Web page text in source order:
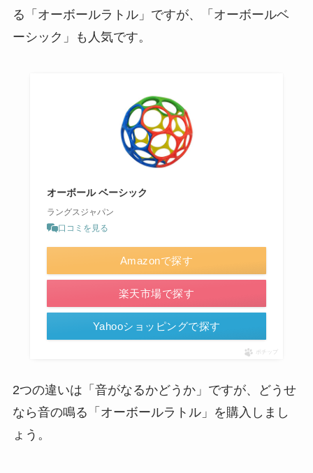
る「オーボールラトル」ですが、「オーボールベ
ーシック」も人気です。
オーボール ベーシック
ラングスジャパン
口コミを見る
Amazonで探す
楽天市場で探す
Yahooショッピングで探す
ポチップ
2つの違いは「音がなるかどうか」ですが、どうせ
なら音の鳴る「オーボールラトル」を購入しまし
ょう。